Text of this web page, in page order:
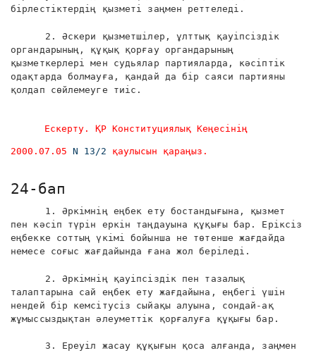
бірлестіктердің қызметі заңмен реттеледі.
2. Әскери қызметшілер, ұлттық қауіпсіздік
органдарының, құқық қорғау органдарының
қызметкерлері мен судьялар партияларда, кәсіптік
одақтарда болмауға, қандай да бір саяси партияны
қолдап сөйлемеуге тиіс.
Ескерту. ҚР Конституциялық Кеңесінің
2000.07.05 N 13/2 қаулысын қараңыз.
24-бап
1. Әркімнің еңбек ету бостандығына, қызмет
пен кәсіп түрін еркін таңдауына құқығы бар. Еріксіз
еңбекке соттың үкімі бойынша не төтенше жағдайда
немесе соғыс жағдайында ғана жол беріледі.
2. Әркімнің қауіпсіздік пен тазалық
талаптарына сай еңбек ету жағдайына, еңбегі үшін
нендей бір кемсітусіз сыйақы алуына, сондай-ақ
жұмыссыздықтан әлеуметтік қорғалуға құқығы бар.
3. Ереуіл жасау құқығын қоса алғанда, заңмен